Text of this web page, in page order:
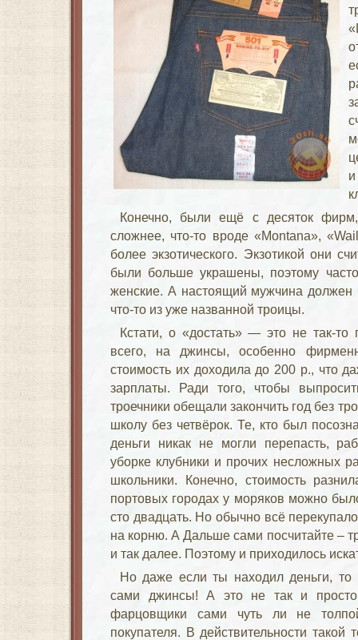
«
Конечно, были ещё с десяток
сложнее, что-то вроде «Montana», «
более экзотического. Экзотикой они
были больше украшены, поэтому
женские. А настоящий мужчина должен
что-то из уже названной троицы.
Кстати, о «достать» — это не так-
всего, на джинсы, особенно
стоимость их доходила до 200 р., что
зарплаты. Ради того, чтобы
троечники обещали закончить год без
школу без четвёрок. Те, кто был
деньги никак не могли перепасть,
уборке клубники и прочих несложных
школьники. Конечно, стоимость
портовых городах у моряков можно
сто двадцать. Но обычно всё
на корню. А Дальше сами посчитайте –
и так далее. Поэтому и приходилось
Но даже если ты находил деньги, то
сами джинсы! А это не так и
фарцовщики сами чуть ли не
покупателя. В действительности такой